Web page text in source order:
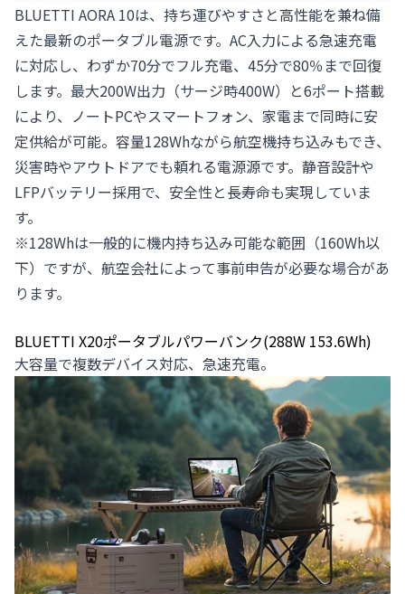
BLUETTI AORA 10は、持ち運びやすさと高性能を兼ね備
えた最新のポータブル電源です。AC入力による急速充電
に対応し、わずか70分でフル充電、45分で80％まで回復
します。最大200W出力（サージ時400W）と6ポート搭載
により、ノートPCやスマートフォン、家電まで同時に安
定供給が可能。容量128Whながら航空機持ち込みもでき、
災害時やアウトドアでも頼れる電源源です。静音設計や
LFPバッテリー採用で、安全性と長寿命も実現していま
す。
※128Whは一般的に機内持ち込み可能な範囲（160Wh以
下）ですが、航空会社によって事前申告が必要な場合があ
ります。
BLUETTI X20ポータブルパワーバンク(288W 153.6Wh)
大容量で複数デバイス対応、急速充電。